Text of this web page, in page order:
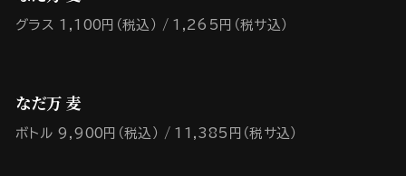
グラス 1,100円（税込） 1,265円（税サ込）
なだ万 麦
ボトル 9,900円（税込） 11,385円（税サ込）